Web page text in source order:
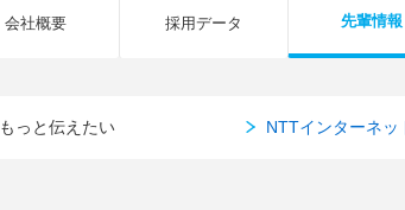
会社概要 採用データ 先輩情報
もっと伝えたい NTTインターネ